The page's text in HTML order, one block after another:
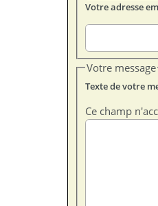
Votre adresse
Votre message
Ce champ